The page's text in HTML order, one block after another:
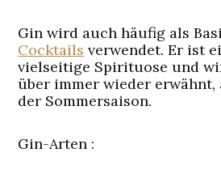
Gin wird auch häufig als
Cocktails verwendet. Er ist
vielseitige Spirituose und
über immer wieder
der Sommersaison.
Gin-Arten :